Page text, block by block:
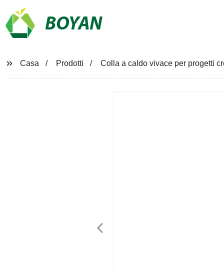
BOYAN
Casa Prodotti Colla a caldo vivace per progetti